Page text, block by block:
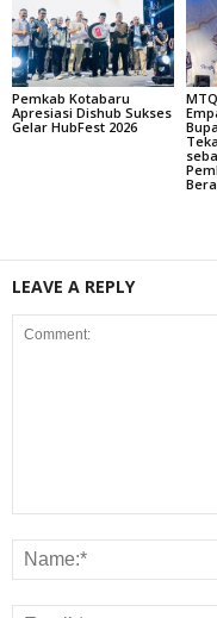
Pemkab Kotabaru
Apresiasi Dishub Sukses
Gelar HubFest 2026
LEAVE A REPLY